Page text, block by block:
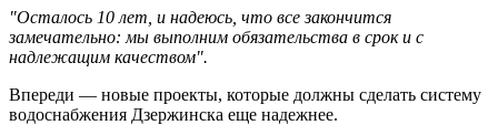
"Осталось 10 лет, и надеюсь, что все закончится
замечательно: мы выполним обязательства в срок и с
надлежащим качеством".
Впереди — новые проекты, которые должны сделать систему
водоснабжения Дзержинска еще надежнее.